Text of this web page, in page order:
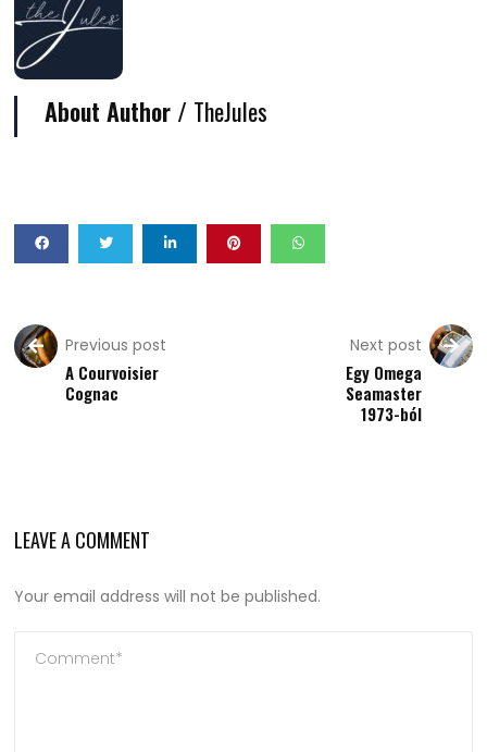
About Author / TheJules
Previous post
A Courvoisier
Cognac
Next post
Egy Omega
Seamaster
1973-ból
LEAVE A COMMENT
Your email address will not be published.